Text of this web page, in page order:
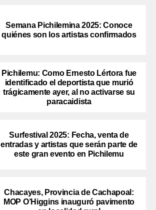
Semana Pichilemina 2025: Conoce
quiénes son los artistas confirmados
Pichilemu: Como Ernesto Lértora fue
identificado el deportista que murió
trágicamente ayer, al no activarse su
paracaidista
Surfestival 2025: Fecha, venta de
entradas y artistas que serán parte de
este gran evento en Pichilemu
Chacayes, Provincia de Cachapoal:
MOP O’Higgins inauguró pavimento